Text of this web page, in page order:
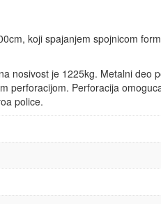
koji spajanjem spojnicom
nosivost je 1225kg. Metalni deo
perforacijom. Perforacija
police.